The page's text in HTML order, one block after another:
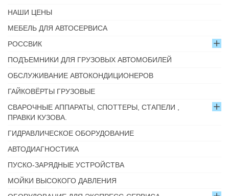
НАШИ ЦЕНЫ
МЕБЕЛЬ ДЛЯ АВТОСЕРВИСА
РОССВИК
ПОДЪЕМНИКИ ДЛЯ ГРУЗОВЫХ АВТОМОБИЛЕЙ
ОБСЛУЖИВАНИЕ АВТОКОНДИЦИОНЕРОВ
ГАЙКОВЁРТЫ ГРУЗОВЫЕ
СВАРОЧНЫЕ АППАРАТЫ, СПОТТЕРЫ, СТАПЕЛИ ,
ПРАВКИ КУЗОВА.
ГИДРАВЛИЧЕСКОЕ ОБОРУДОВАНИЕ
АВТОДИАГНОСТИКА
ПУСКО-ЗАРЯДНЫЕ УСТРОЙСТВА
МОЙКИ ВЫСОКОГО ДАВЛЕНИЯ